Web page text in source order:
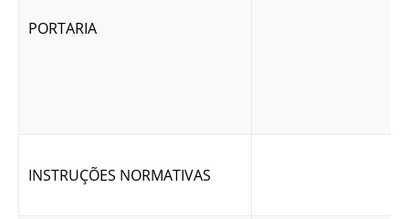
PORTARIA
INSTRUÇÕES NORMATIVAS